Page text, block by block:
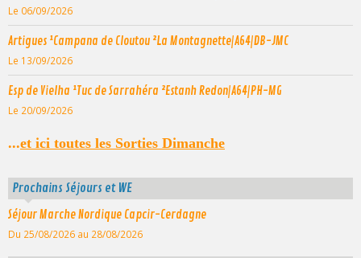
Le 06/09/2026
Artigues ¹Campana de Cloutou ²La Montagnette|A64|DB-JMC
Le 13/09/2026
Esp de Vielha ¹Tuc de Sarrahéra ²Estanh Redon|A64|PH-MG
Le 20/09/2026
...et ici toutes les Sorties Dimanche
Prochains Séjours et WE
Séjour Marche Nordique Capcir-Cerdagne
Du 25/08/2026 au 28/08/2026